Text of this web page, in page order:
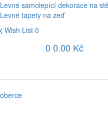
Levné samolepící dekorace na
Levné tapety na zeď
Wish List 0
0 0.00 Kč